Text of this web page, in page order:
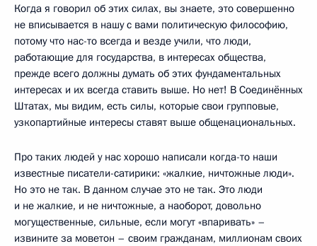
Когда я говорил об этих силах, вы знаете, это совершенно
не вписывается в нашу с вами политическую философию,
потому что нас-то всегда и везде учили, что люди,
работающие для государства, в интересах общества,
прежде всего должны думать об этих фундаментальных
интересах и их всегда ставить выше. Но нет! В Соединённых
Штатах, мы видим, есть силы, которые свои групповые,
узкопартийные интересы ставят выше общенациональных.
Про таких людей у нас хорошо написали когда-то наши
известные писатели-сатирики: «жалкие, ничтожные люди».
Но это не так. В данном случае это не так. Это люди
и не жалкие, и не ничтожные, а наоборот, довольно
могущественные, сильные, если могут «впаривать» –
извините за моветон – своим гражданам, миллионам своих